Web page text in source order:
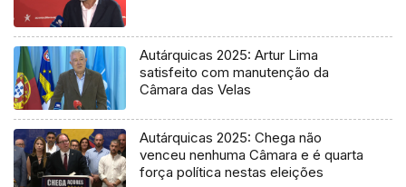
Autárquicas 2025: Artur Lima
satisfeito com manutenção da
Câmara das Velas
Autárquicas 2025: Chega não
venceu nenhuma Câmara e é quarta
força política nestas eleições